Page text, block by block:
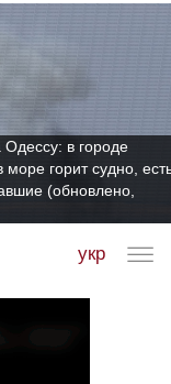
Одессу: в городе
море горит судно,
(обновлено,
укр